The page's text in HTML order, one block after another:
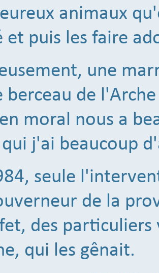
animaux
et puis les faire
une
berceau de
moral nous a
j'ai beaucoup
seule
de la
des
qui les gênait.